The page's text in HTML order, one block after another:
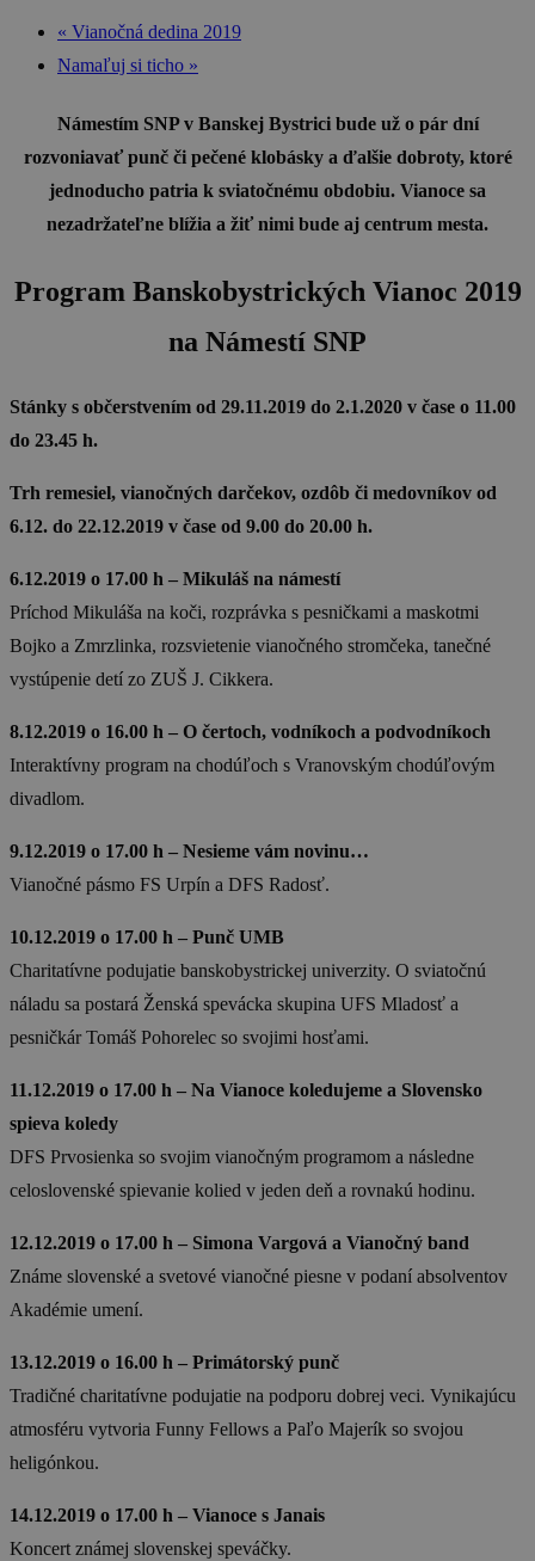
« Vianočná dedina 2019
Namaľuj si ticho »
Námestím SNP v Banskej Bystrici bude už o pár dní
rozvoniavať punč či pečené klobásky a ďalšie dobroty, ktoré
jednoducho patria k sviatočnému obdobiu. Vianoce sa
nezadržateľne blížia a žiť nimi bude aj centrum mesta.
Program Banskobystrických Vianoc 2019
na Námestí SNP
Stánky s občerstvením od 29.11.2019 do 2.1.2020 v čase o 11.00
do 23.45 h.
Trh remesiel, vianočných darčekov, ozdôb či medovníkov od
6.12. do 22.12.2019 v čase od 9.00 do 20.00 h.
6.12.2019 o 17.00 h – Mikuláš na námestí
Príchod Mikuláša na koči, rozprávka s pesničkami a maskotmi
Bojko a Zmrzlinka, rozsvietenie vianočného stromčeka, tanečné
vystúpenie detí zo ZUŠ J. Cikkera.
8.12.2019 o 16.00 h – O čertoch, vodníkoch a podvodníkoch
Interaktívny program na chodúľoch s Vranovským chodúľovým
divadlom.
9.12.2019 o 17.00 h – Nesieme vám novinu…
Vianočné pásmo FS Urpín a DFS Radosť.
10.12.2019 o 17.00 h – Punč UMB
Charitatívne podujatie banskobystrickej univerzity. O sviatočnú
náladu sa postará Ženská spevácka skupina UFS Mladosť a
pesničkár Tomáš Pohorelec so svojimi hosťami.
11.12.2019 o 17.00 h – Na Vianoce koledujeme a Slovensko
spieva koledy
DFS Prvosienka so svojim vianočným programom a následne
celoslovenské spievanie kolied v jeden deň a rovnakú hodinu.
12.12.2019 o 17.00 h – Simona Vargová a Vianočný band
Známe slovenské a svetové vianočné piesne v podaní absolventov
Akadémie umení.
13.12.2019 o 16.00 h – Primátorský punč
Tradičné charitatívne podujatie na podporu dobrej veci. Vynikajúcu
atmosféru vytvoria Funny Fellows a Paľo Majerík so svojou
heligónkou.
14.12.2019 o 17.00 h – Vianoce s Janais
Koncert známej slovenskej speváčky.